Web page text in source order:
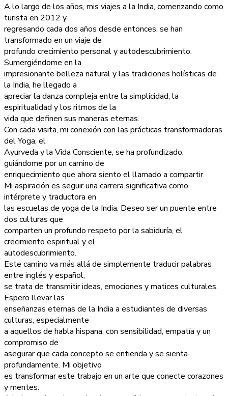
A lo largo de los años, mis viajes a la India, comenzando como
turista en 2012 y
regresando cada dos años desde entonces, se han
transformado en un viaje de
profundo crecimiento personal y autodescubrimiento.
Sumergiéndome en la
impresionante belleza natural y las tradiciones holísticas de
la India, he llegado a
apreciar la danza compleja entre la simplicidad, la
espiritualidad y los ritmos de la
vida que definen sus maneras eternas.
Con cada visita, mi conexión con las prácticas transformadoras
del Yoga, el
Ayurveda y la Vida Consciente, se ha profundizado,
guiándome por un camino de
enriquecimiento que ahora siento el llamado a compartir.
Mi aspiración es seguir una carrera significativa como
intérprete y traductora en
las escuelas de yoga de la India. Deseo ser un puente entre
dos culturas que
comparten un profundo respeto por la sabiduría, el
crecimiento espiritual y el
autodescubrimiento.
Este camino va más allá de simplemente traducir palabras
entre inglés y español;
se trata de transmitir ideas, emociones y matices culturales.
Espero llevar las
enseñanzas eternas de la India a estudiantes de diversas
culturas, especialmente
a aquellos de habla hispana, con sensibilidad, empatía y un
compromiso de
asegurar que cada concepto se entienda y se sienta
profundamente. Mi objetivo
es transformar este trabajo en un arte que conecte corazones
y mentes.